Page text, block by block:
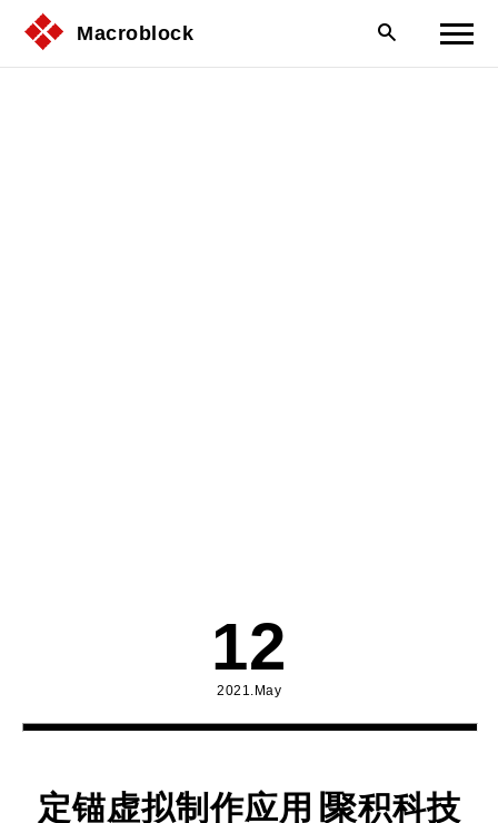
Macroblock
12
2021.May
定锚虚拟制作应用∣聚积科技